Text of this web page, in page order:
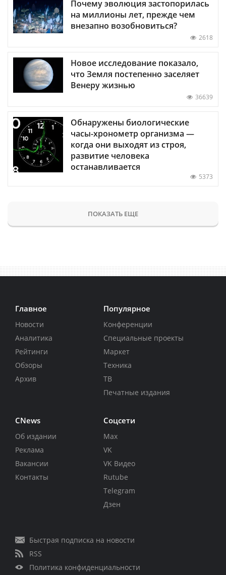
Почему эволюция застопорилась
на миллионы лет, прежде чем
внезапно возобновиться?
2618
Новое исследование показало,
что Земля постепенно заселяет
Венеру жизнью
36639
Обнаружены биологические
часы-хронометр организма —
когда они выходят из строя,
развитие человека
останавливается
5373
ПОКАЗАТЬ ЕЩЕ
Главное
Новости
Аналитика
Рейтинги
Обзоры
Архив
Популярное
Конференции
Специальные проекты
Маркет
Техника
ТВ
Печатные издания
CNews
Об издании
Реклама
Вакансии
Контакты
Соцсети
Max
VK
VK Видео
Rutube
Telegram
Дзен
Быстрая подписка на новости
RSS
Политика конфиденциальности